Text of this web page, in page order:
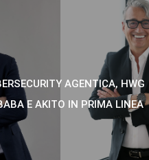
AGENTICA, HWG
E AKITO IN PRIMA LINEA